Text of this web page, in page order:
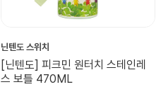
닌텐도 스위치
[닌텐도] 피크민 원터치 스테인레
스 보틀 470ML